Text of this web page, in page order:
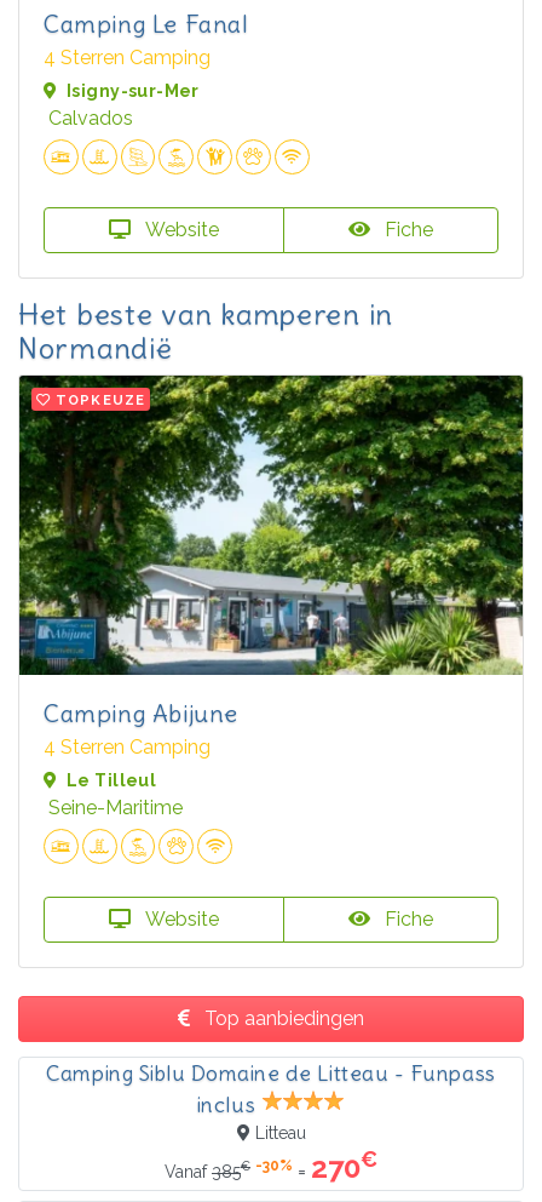
Camping Le Fanal
4 Sterren Camping
Isigny-sur-Mer
Calvados
Website Fiche
Het beste van kamperen in
Normandië
TOPKEUZE
Camping Abijune
4 Sterren Camping
Le Tilleul
Seine-Maritime
Website Fiche
Top aanbiedingen
Camping Siblu Domaine de Litteau - Funpass
inclus
Litteau
Vanaf385€ -30% = 270€